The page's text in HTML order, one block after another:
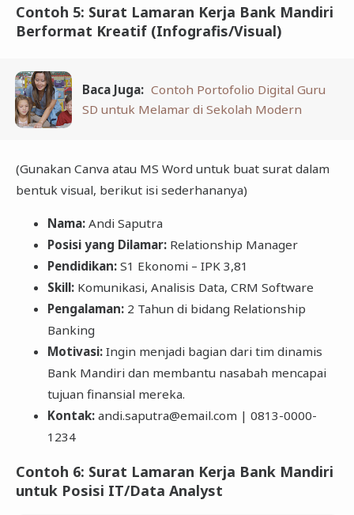
Saya siap menjalani pelatihan dan
berkontribusi sebaik mungkin bagi Bank
Hormat saya,
Nabila Fauziah
Contoh 5: Surat Lamaran Kerja Bank Mandiri
Berformat Kreatif (Infografis/Visual)
Baca Juga: Contoh Portofolio Digital Guru
SD untuk Melamar di Sekolah Modern
(Gunakan Canva atau MS Word untuk buat surat dalam
bentuk visual, berikut isi sederhananya)
Nama:Andi Saputra
Posisi yang Dilamar:Relationship Manager
Pendidikan:S1 Ekonomi – IPK 3,81
Skill:Komunikasi, Analisis Data, CRM Software
Pengalaman:2 Tahun di bidang Relationship
Banking
Motivasi:Ingin menjadi bagian dari tim dinamis
Bank Mandiri dan membantu nasabah mencapai
tujuan finansial mereka.
Kontak:andi.saputra@email.com | 0813-0000-
1234
Contoh 6: Surat Lamaran Kerja Bank Mandiri
untuk Posisi IT/Data Analyst